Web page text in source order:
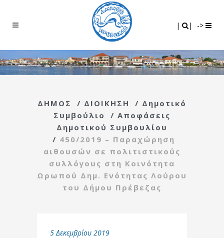
| | ->
ΔΗΜΟΣ / ΔΙΟΙΚΗΣΗ / Δημοτικό
Συμβούλιο
/ Αποφάσεις
Δημοτικού Συμβουλίου
/ 450/2019 – Παραχώρηση
αιθουσών σε πολιτιστικούς
συλλόγους στη Κοινότητα
Ωρωπού Δημ. Ενότητας Λούρου
του Δήμου Πρέβεζας
5 Δεκεμβρίου 2019